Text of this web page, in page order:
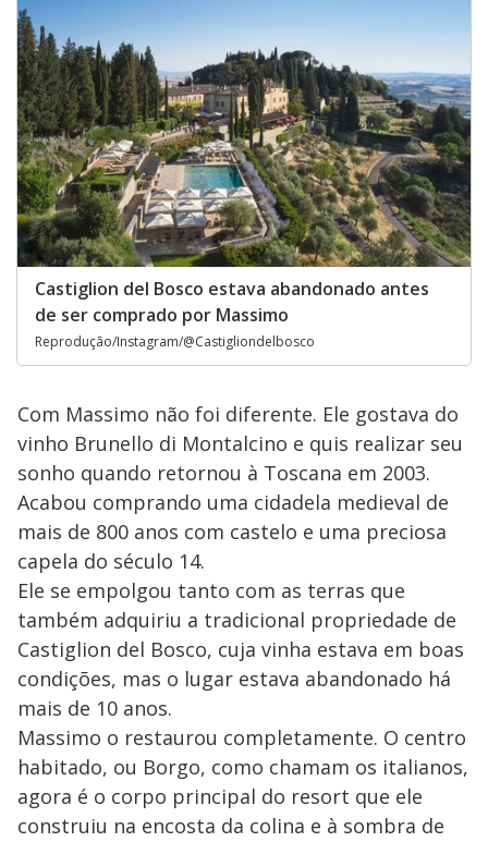
Castiglion del Bosco estava abandonado antes
de ser comprado por Massimo
Reprodução/Instagram/@Castigliondelbosco
Com Massimo não foi diferente. Ele gostava do
vinho Brunello di Montalcino e quis realizar seu
sonho quando retornou à Toscana em 2003.
Acabou comprando uma cidadela medieval de
mais de 800 anos com castelo e uma preciosa
capela do século 14.
Ele se empolgou tanto com as terras que
também adquiriu a tradicional propriedade de
Castiglion del Bosco, cuja vinha estava em boas
condições, mas o lugar estava abandonado há
mais de 10 anos.
Massimo o restaurou completamente. O centro
habitado, ou Borgo, como chamam os italianos,
agora é o corpo principal do resort que ele
construiu na encosta da colina e à sombra de